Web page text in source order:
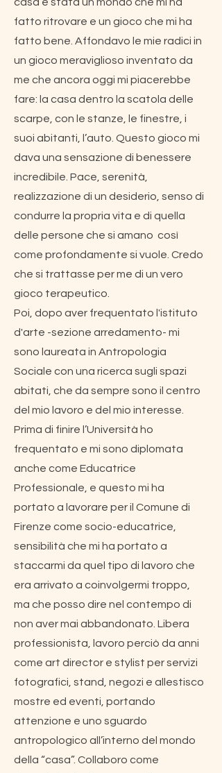
fatto ritrovare e un gioco che mi ha
fatto bene. Affondavo le mie radici in
un gioco meraviglioso inventato da
me che ancora oggi mi piacerebbe
fare: la casa dentro la scatola delle
scarpe, con le stanze, le finestre, i
suoi abitanti, l’auto. Questo gioco mi
dava una sensazione di benessere
incredibile. Pace, serenità,
realizzazione di un desiderio, senso di
condurre la propria vita e di quella
delle persone che si amano così
come profondamente si vuole. Credo
che si trattasse per me di un vero
gioco terapeutico.
Poi, dopo aver frequentato l'istituto
d'arte -sezione arredamento- mi
sono laureata in Antropologia
Sociale con una ricerca sugli spazi
abitati, che da sempre sono il centro
del mio lavoro e del mio interesse.
Prima di finire l’Università ho
frequentato e mi sono diplomata
anche come Educatrice
Professionale, e questo mi ha
portato a lavorare per il Comune di
Firenze come socio-educatrice,
sensibilità che mi ha portato a
staccarmi da quel tipo di lavoro che
era arrivato a coinvolgermi troppo,
ma che posso dire nel contempo di
non aver mai abbandonato. Libera
professionista, lavoro perciò da anni
come art director e stylist per servizi
fotografici, stand, negozi e allestisco
mostre ed eventi, portando
attenzione e uno sguardo
antropologico all’interno del mondo
della “casa”. Collaboro come